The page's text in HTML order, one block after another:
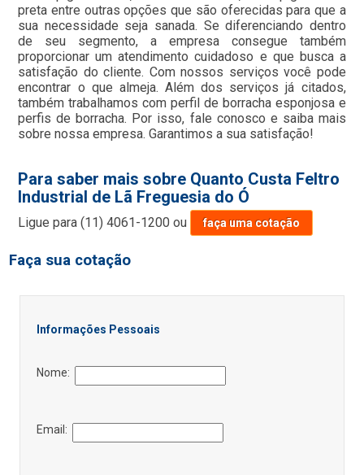
preta entre outras opções que são oferecidas para que a
sua necessidade seja sanada. Se diferenciando dentro
de seu segmento, a empresa consegue também
proporcionar um atendimento cuidadoso e que busca a
satisfação do cliente. Com nossos serviços você pode
encontrar o que almeja. Além dos serviços já citados,
também trabalhamos com perfil de borracha esponjosa e
perfis de borracha. Por isso, fale conosco e saiba mais
sobre nossa empresa. Garantimos a sua satisfação!
Para saber mais sobre Quanto Custa Feltro
Industrial de Lã Freguesia do Ó
Ligue para(11) 4061-1200 ou faça uma cotação
Faça sua cotação
Informações Pessoais
Nome:
Email: